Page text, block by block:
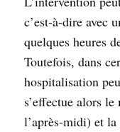
c’est-à-dire avec
quelques heures
Toutefois, dans
hospitalisation
s’effectue alors
l’après-midi) et